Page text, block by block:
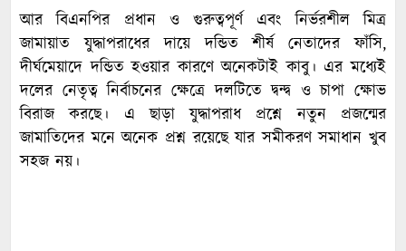
আর বিএনপির প্রধান ও গুরুত্বপূর্ণ এবং নির্ভরশীল মিত্র
জামায়াত যুদ্ধাপরাধের দায়ে দন্ডিত শীর্ষ নেতাদের ফাঁসি,
দীর্ঘমেয়াদে দন্ডিত হওয়ার কারণে অনেকটাই কাবু। এর মধ্যেই
দলের নেতৃত্ব নির্বাচনের ক্ষেত্রে দলটিতে দ্বন্দ্ব ও চাপা ক্ষোভ
বিরাজ করছে। এ ছাড়া যুদ্ধাপরাধ প্রশ্নে নতুন প্রজন্মের
জামাতিদের মনে অনেক প্রশ্ন রয়েছে যার সমীকরণ সমাধান খুব
সহজ নয়।